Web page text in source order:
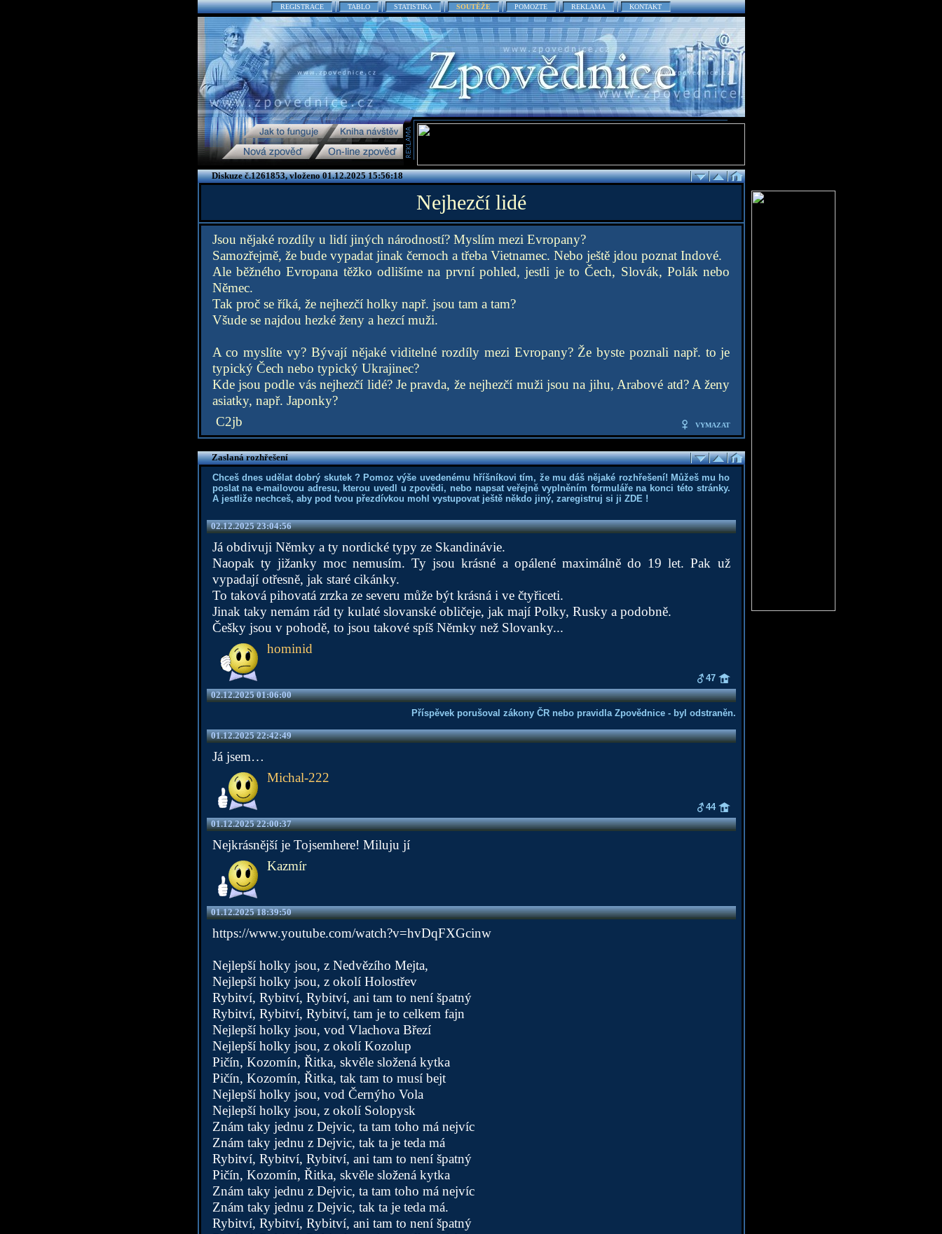
REGISTRACE TABLO STATISTIKA SOUTĚŽE POMOZTE REKLAMA KONTAKT
Diskuze č.1261853, vloženo 01.12.2025 15:56:18
Nejhezčí lidé
Jsou nějaké rozdíly u lidí jiných národností? Myslím mezi Evropany?
Samozřejmě, že bude vypadat jinak černoch a třeba Vietnamec. Nebo ještě jdou poznat Indové.
Ale běžného Evropana těžko odlišíme na první pohled, jestli je to Čech, Slovák, Polák nebo
Němec.
Tak proč se říká, že nejhezčí holky např. jsou tam a tam?
Všude se najdou hezké ženy a hezcí muži.
A co myslíte vy? Bývají nějaké viditelné rozdíly mezi Evropany? Že byste poznali např. to je
typický Čech nebo typický Ukrajinec?
Kde jsou podle vás nejhezčí lidé? Je pravda, že nejhezčí muži jsou na jihu, Arabové atd? A ženy
asiatky, např. Japonky?
C2jb
VYMAZAT
Zaslaná rozhřešení
Chceš dnes udělat dobrý skutek ? Pomoz výše uvedenému hříšníkovi tím, že mu dáš nějaké rozhřešení! Můžeš mu ho
poslat na e-mailovou adresu, kterou uvedl u zpovědi, nebo napsat veřejně vyplněním formuláře na konci této stránky.
A jestliže nechceš, aby pod tvou přezdívkou mohl vystupovat ještě někdo jiný, zaregistruj si ji ZDE!
02.12.2025 23:04:56
Já obdivuji Němky a ty nordické typy ze Skandinávie.
Naopak ty jižanky moc nemusím. Ty jsou krásné a opálené maximálně do 19 let. Pak už
vypadají otřesně, jak staré cikánky.
To taková pihovatá zrzka ze severu může být krásná i ve čtyřiceti.
Jinak taky nemám rád ty kulaté slovanské obličeje, jak mají Polky, Rusky a podobně.
Češky jsou v pohodě, to jsou takové spíš Němky než Slovanky...
hominid
47
02.12.2025 01:06:00
Příspěvek porušoval zákony ČR nebo pravidla Zpovědnice - byl odstraněn.
01.12.2025 22:42:49
Já jsem…
Michal-222
44
01.12.2025 22:00:37
Nejkrásnější je Tojsemhere! Miluju jí
Kazmír
01.12.2025 18:39:50
https://www.youtube.com/watch?v=hvDqFXGcinw
Nejlepší holky jsou, z Nedvězího Mejta,
Nejlepší holky jsou, z okolí Holostřev
Rybitví, Rybitví, Rybitví, ani tam to není špatný
Rybitví, Rybitví, Rybitví, tam je to celkem fajn
Nejlepší holky jsou, vod Vlachova Březí
Nejlepší holky jsou, z okolí Kozolup
Pičín, Kozomín, Řitka, skvěle složená kytka
Pičín, Kozomín, Řitka, tak tam to musí bejt
Nejlepší holky jsou, vod Černýho Vola
Nejlepší holky jsou, z okolí Solopysk
Znám taky jednu z Dejvic, ta tam toho má nejvíc
Znám taky jednu z Dejvic, tak ta je teda má
Rybitví, Rybitví, Rybitví, ani tam to není špatný
Pičín, Kozomín, Řitka, skvěle složená kytka
Znám taky jednu z Dejvic, ta tam toho má nejvíc
Znám taky jednu z Dejvic, tak ta je teda má.
Rybitví, Rybitví, Rybitví, ani tam to není špatný